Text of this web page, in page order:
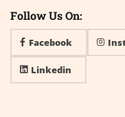
Follow Us On:
Facebook
Linkedin